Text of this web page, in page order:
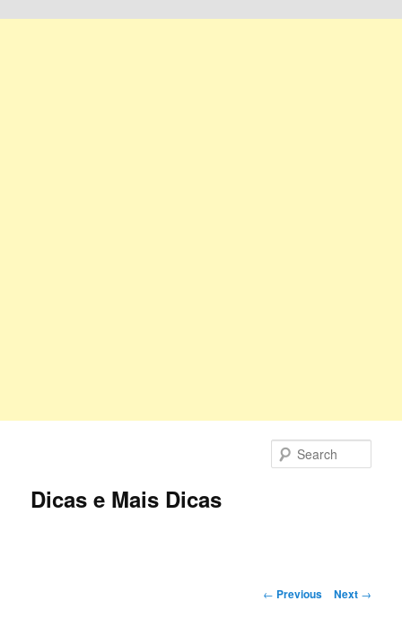
Dicas e Mais Dicas
Post
← Previous Next →